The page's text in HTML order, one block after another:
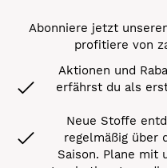
Abonniere jetzt
profitiere von
Aktionen und
erfährst du als
Neue Stoffe
regelmäßig über
Saison. Plane mit